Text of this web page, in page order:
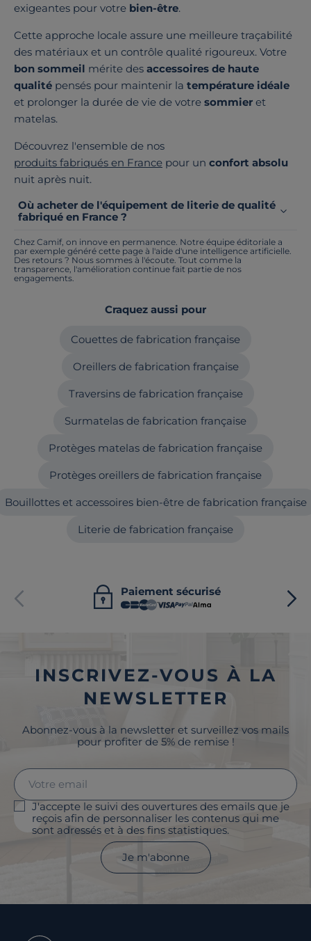
exigeantes pour votre bien-être.
Cette approche locale assure une meilleure traçabilité
des matériaux et un contrôle qualité rigoureux. Votre
bon sommeil mérite des accessoires de haute
qualité pensés pour maintenir la température idéale
et prolonger la durée de vie de votre sommier et
matelas.
Découvrez l'ensemble de nos
produits fabriqués en France pour un confort absolu
nuit après nuit.
Où acheter de l'équipement de literie de qualité
fabriqué en France ?
Chez Camif, on innove en permanence. Notre équipe éditoriale a
par exemple généré cette page à l'aide d'une intelligence artificielle.
Des retours ? Nous sommes à l'écoute. Tout comme la
transparence, l'amélioration continue fait partie de nos
engagements.
Craquez aussi pour
Couettes de fabrication française
Oreillers de fabrication française
Traversins de fabrication française
Surmatelas de fabrication française
Protèges matelas de fabrication française
Protèges oreillers de fabrication française
Bouillottes et accessoires bien-être de fabrication française
Literie de fabrication française
Paiement sécurisé
INSCRIVEZ-VOUS À LA
NEWSLETTER
Abonnez-vous à la newsletter et surveillez vos mails
pour profiter de 5% de remise !
J'accepte le suivi des ouvertures des emails que je
reçois afin de personnaliser les contenus qui me
sont adressés et à des fins statistiques.
Je m'abonne